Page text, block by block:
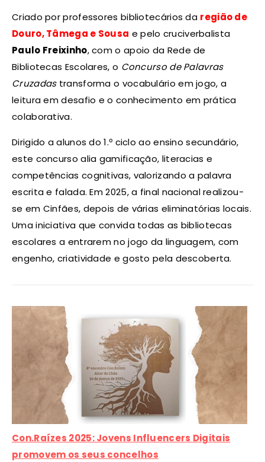
Criado por professores bibliotecários da região de
Douro, Tâmega e Sousa e pelo cruciverbalista
Paulo Freixinho, com o apoio da Rede de
Bibliotecas Escolares, o Concurso de Palavras
Cruzadastransforma o vocabulário em jogo, a
leitura em desafio e o conhecimento em prática
colaborativa.
Dirigido a alunos do 1.º ciclo ao ensino secundário,
este concurso alia gamificação, literacias e
competências cognitivas, valorizando a palavra
escrita e falada. Em 2025, a final nacional realizou-
se em Cinfães, depois de várias eliminatórias locais.
Uma iniciativa que convida todas as bibliotecas
escolares a entrarem no jogo da linguagem, com
engenho, criatividade e gosto pela descoberta.
Con.Raízes 2025: Jovens Influencers Digitais
promovem os seus concelhos